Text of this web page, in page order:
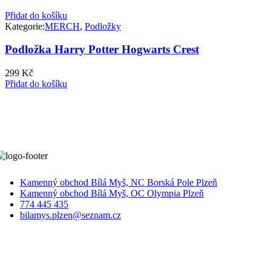
Přidat do košíku
Kategorie:MERCH, Podložky
Podložka Harry Potter Hogwarts Crest
299 Kč
Přidat do košíku
Kamenný obchod Bílá Myš, NC Borská Pole Plzeň
Kamenný obchod Bílá Myš, OC Olympia Plzeň
774 445 435
bilamys.plzen@seznam.cz